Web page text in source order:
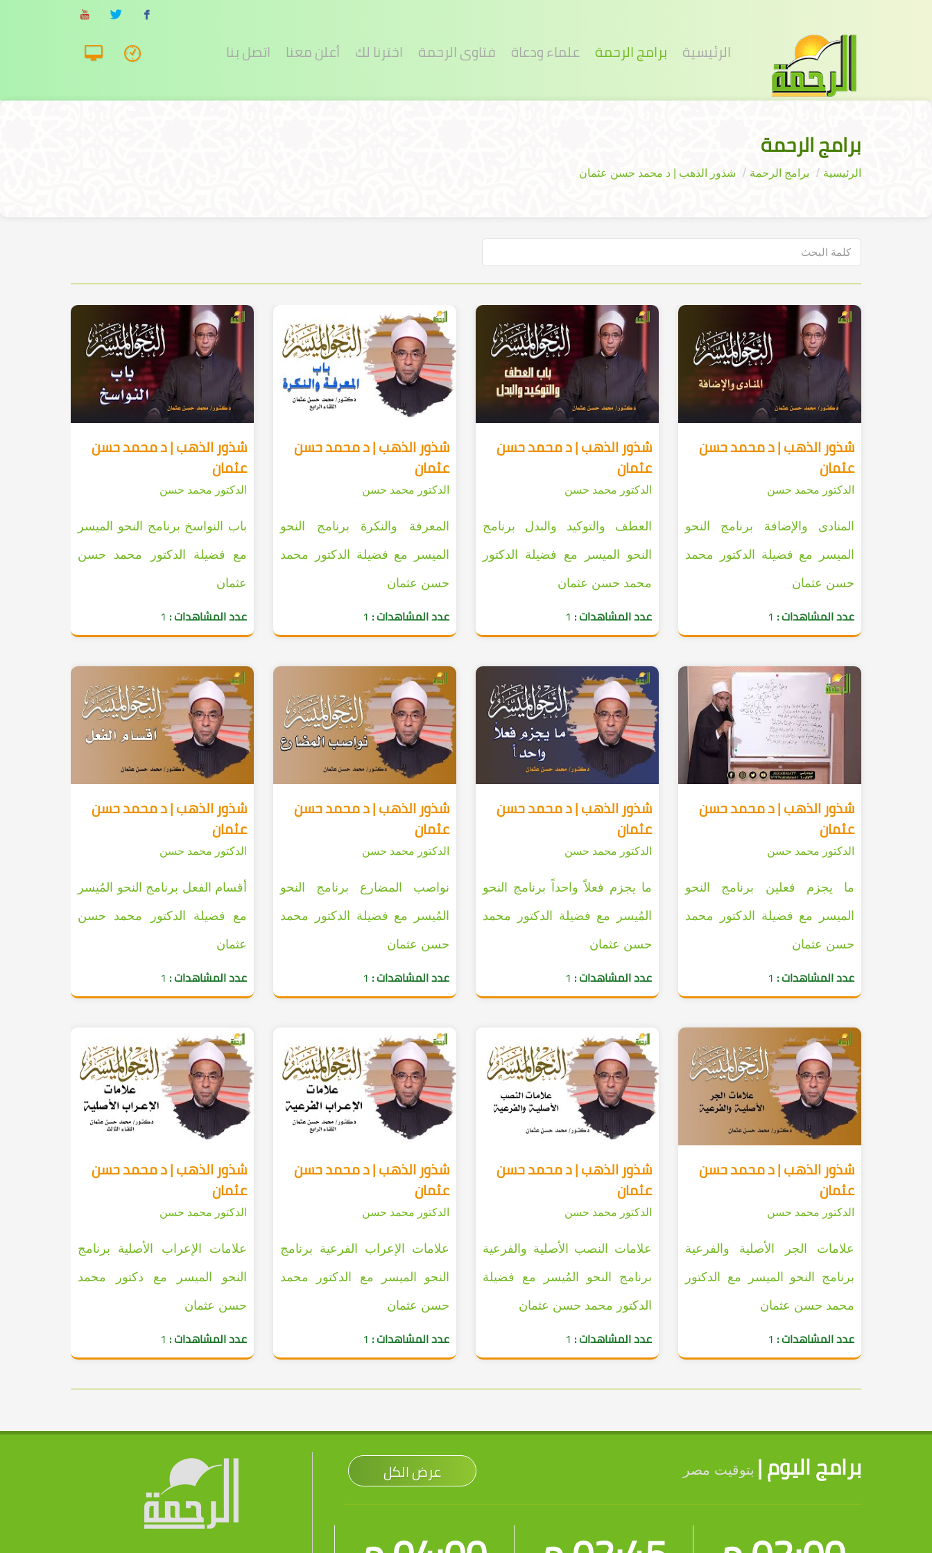
الرئيسية برامج الرحمة علماء ودعاة فتاوى الرحمة اخترنا لك أعلن معنا اتصل بنا
برامج الرحمة
الرئيسية برامج الرحمة شذور الذهب | د محمد حسن عثمان
شذور الذهب | د محمد حسن
عثمان
الدكتور محمد حسن
المنادى والإضافة برنامج النحو
الميسر مع فضيلة الدكتور محمد
حسن عثمان
عدد المشاهدات : 1
شذور الذهب | د محمد حسن
عثمان
الدكتور محمد حسن
العطف والتوكيد والبدل برنامج
النحو الميسر مع فضيلة الدكتور
محمد حسن عثمان
عدد المشاهدات : 1
شذور الذهب | د محمد حسن
عثمان
الدكتور محمد حسن
المعرفة والنكرة برنامج النحو
الميسر مع فضيلة الدكتور محمد
حسن عثمان
عدد المشاهدات : 1
شذور الذهب | د محمد حسن
عثمان
الدكتور محمد حسن
باب النواسخ برنامج النحو الميسر
مع فضيلة الدكتور محمد حسن
عثمان
عدد المشاهدات : 1
شذور الذهب | د محمد حسن
عثمان
الدكتور محمد حسن
ما يجزم فعلين برنامج النحو
الميسر مع فضيلة الدكتور محمد
حسن عثمان
عدد المشاهدات : 1
شذور الذهب | د محمد حسن
عثمان
الدكتور محمد حسن
ما يجزم فعلاً واحداً برنامج النحو
المُيسر مع فضيلة الدكتور محمد
حسن عثمان
عدد المشاهدات : 1
شذور الذهب | د محمد حسن
عثمان
الدكتور محمد حسن
نواصب المضارع برنامج النحو
المُيسر مع فضيلة الدكتور محمد
حسن عثمان
عدد المشاهدات : 1
شذور الذهب | د محمد حسن
عثمان
الدكتور محمد حسن
أقسام الفعل برنامج النحو المُيسر
مع فضيلة الدكتور محمد حسن
عثمان
عدد المشاهدات : 1
شذور الذهب | د محمد حسن
عثمان
الدكتور محمد حسن
علامات الجر الأصلية والفرعية
برنامج النحو الميسر مع الدكتور
محمد حسن عثمان
عدد المشاهدات : 1
شذور الذهب | د محمد حسن
عثمان
الدكتور محمد حسن
علامات النصب الأصلية والفرعية
برنامج النحو المُيسر مع فضيلة
الدكتور محمد حسن عثمان
عدد المشاهدات : 1
شذور الذهب | د محمد حسن
عثمان
الدكتور محمد حسن
علامات الإعراب الفرعية برنامج
النحو الميسر مع الدكتور محمد
حسن عثمان
عدد المشاهدات : 1
شذور الذهب | د محمد حسن
عثمان
الدكتور محمد حسن
علامات الإعراب الأصلية برنامج
النحو الميسر مع دكتور محمد
حسن عثمان
عدد المشاهدات : 1
برامج اليوم | بتوقيت مصر عرض الكل